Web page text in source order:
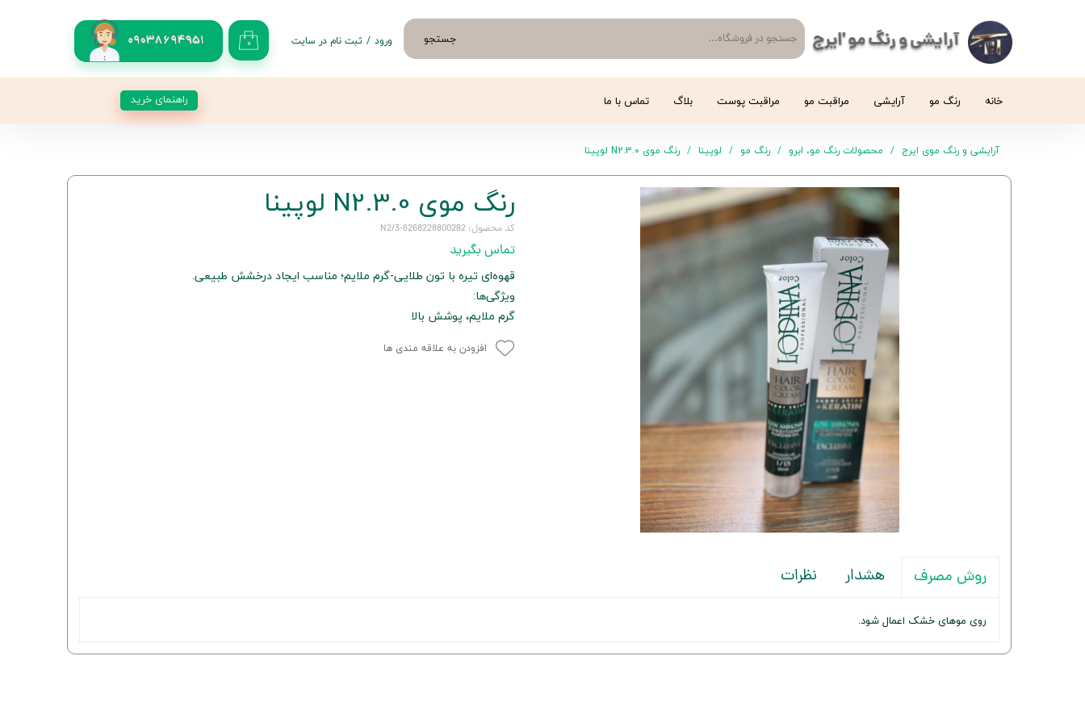
آرایشی و رنگ مو 'ایرج 09038694951 جستجو ۰ ورود / ثبت نام در سایت
خانه رنگ مو آرایشی مراقبت مو مراقبت پوست بلاگ تماس با ما راهنمای خرید
آرایشی و رنگ موی ایرج محصولات رنگ مو، ابرو رنگ مو لوپینا رنگ موی N2.3.0 لوپینا
رنگ موی N2.3.0 لوپینا
کد محصول: 6268228800282-N2/3
تماس بگیرید
قهوه‌ای تیره با تون طلایی-گرم ملایم؛ مناسب ایجاد درخشش طبیعی.
ویژگی‌ها:
گرم ملایم، پوشش بالا
افزودن به علاقه مندی ها
روش مصرف هشدار نظرات
روی موهای خشک اعمال شود.